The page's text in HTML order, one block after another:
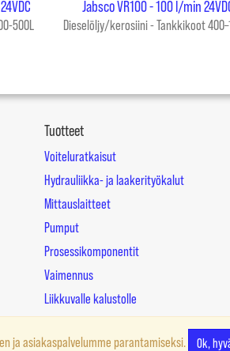
500L
Jabsco VR100 - 100 l/min
Dieselöljy/kerosiini - Tankkikoot
Tuotteet
Voiteluratkaisut
Hydrauliikka- ja laakerityökalut
Mittauslaitteet
Pumput
Prosessikomponentit
Vaimennus
Liikkuvalle kalustolle
ja asiakaspalvelumme parantamiseksi. Ok,